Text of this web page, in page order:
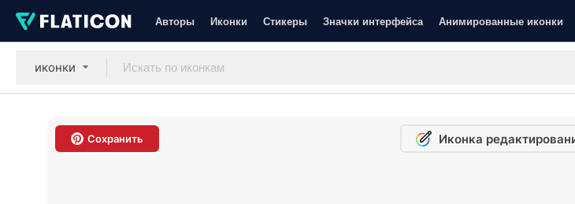
Авторы Иконки Стикеры Значки интерфейса Анимированные иконки
иконки
Сохранить Иконка